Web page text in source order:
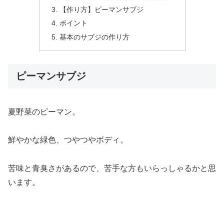
【作り方】ピーマンサブジ
ポイント
基本のサブジの作り方
ピーマンサブジ
夏野菜のピーマン。
鮮やかな緑色、つやつやボディ。
苦味と青臭さがあるので、苦手な方もいらっしゃるかと思
います。